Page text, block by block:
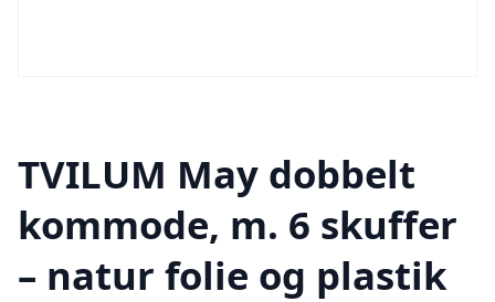
TVILUM May dobbelt
kommode, m. 6 skuffer
– natur folie og plastik